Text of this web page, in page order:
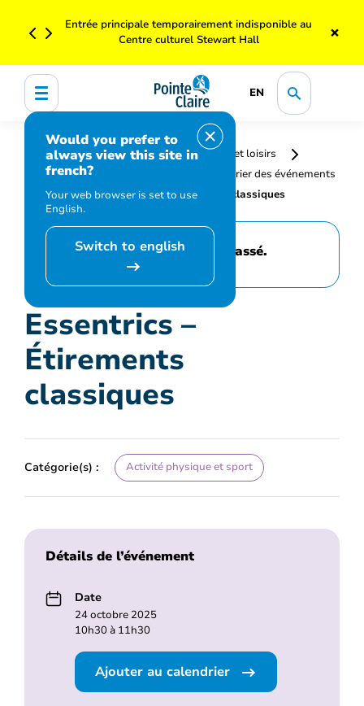
Entrée principale temporairement indisponible au
Centre culturel Stewart Hall
×
EN
Would you prefer to
always view this site in
french?
Your web browser is set to use
English.
Switch to english
Accueil
Bibliothèque, culture, sports et loisirs
Programmation et inscription
Calendrier des événements
et activités
Essentrics – Étirements classiques
Cet événement est passé.
Essentrics –
Étirements
classiques
Catégorie(s) : Activité physique et sport
Détails de l’événement
Date
24 octobre 2025
10h30 à 11h30
Ajouter au calendrier